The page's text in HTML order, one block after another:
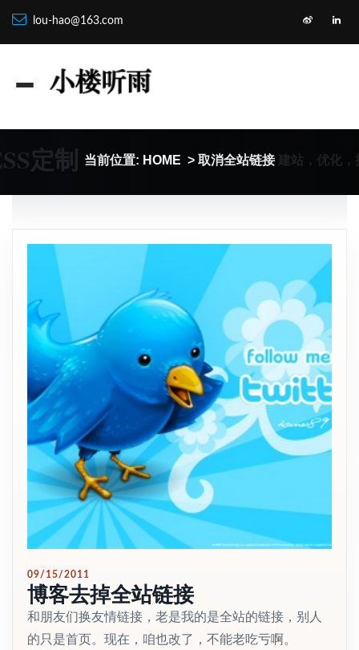
lou-hao@163.com
定制 当前位置: HOME > 取消全站链接 建站，优化，
09/15/2011
博客去掉全站链接
和朋友们换友情链接，老是我的是全站的链接，别人
的只是首页。现在，咱也改了，不能老吃亏啊。